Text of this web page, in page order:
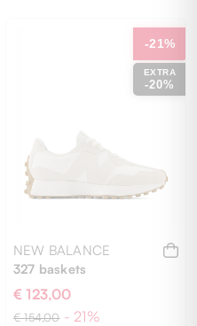
EXTRA
-20%
-21%
NEW BALANCE
327 baskets
€ 123,00
€ 154,00 - 21%